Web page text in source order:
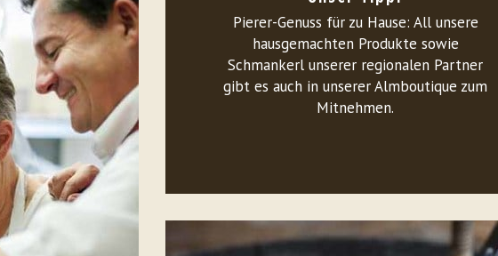
Pierer-Genuss für zu Hause: All unsere
hausgemachten Produkte sowie
Schmankerl unserer regionalen Partner
gibt es auch in unserer Almboutique zum
Mitnehmen.